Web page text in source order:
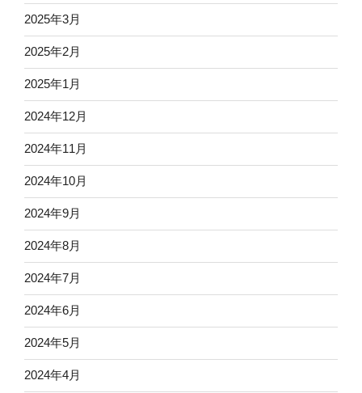
2025年3月
2025年2月
2025年1月
2024年12月
2024年11月
2024年10月
2024年9月
2024年8月
2024年7月
2024年6月
2024年5月
2024年4月